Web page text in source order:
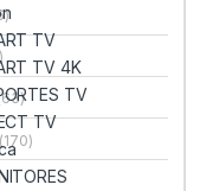
TV
TV 4K
TV
TV
(170)